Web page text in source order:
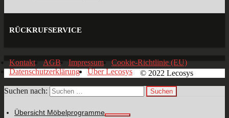
RÜCKRUFSERVICE
Kontakt AGB Impressum
Cookie-Richtlinie (EU)
Datenschutzerklärung
Über Lecosys © 2022 Lecosys
Suchen nach:
Übersicht Möbelprogramme